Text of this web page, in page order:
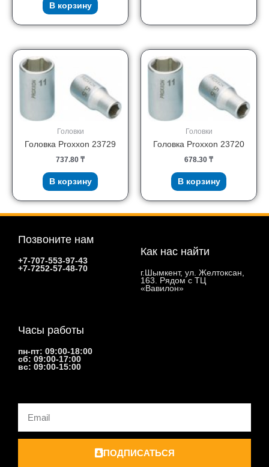
В корзину
Головки
Головка Proxxon 23729
737.80 ₸
В корзину
Головки
Головка Proxxon 23720
678.30 ₸
В корзину
Позвоните нам
+7-707-553-97-43
+7-7252-57-48-70
Как нас найти
г.Шымкент, ул. Желтоксан,
163. Рядом с ТЦ
«Вавилон»
Часы работы
пн-пт: 09:00-18:00
сб: 09:00-17:00
вс: 09:00-15:00
Email
ПОДПИСАТЬСЯ